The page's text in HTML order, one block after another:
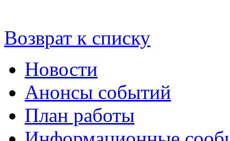
Возврат к списку
Новости
Анонсы событий
План работы